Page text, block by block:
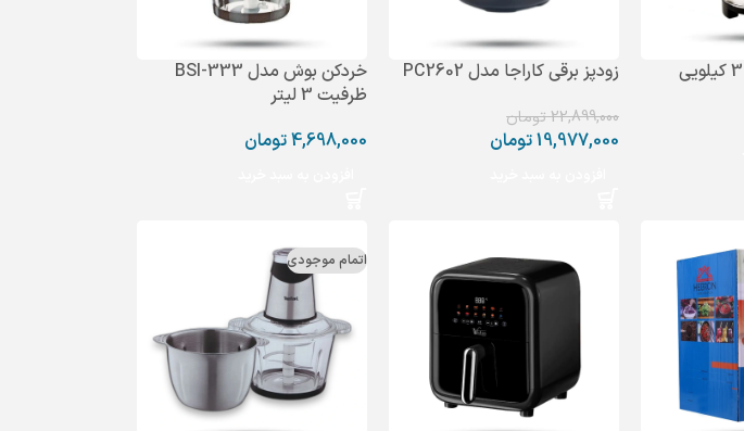
زودپز برقی کاراجا مدل PC2602
22,899,000تومان
19,977,000تومان
خردکن بوش مدل BSI-333
ظرفیت 3 لیتر
4,698,000تومان
اتمام موجودی